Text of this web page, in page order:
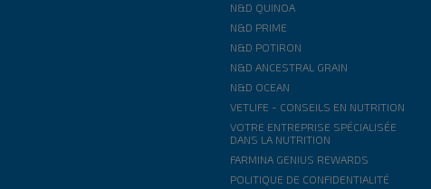
N&D QUINOA
N&D PRIME
N&D POTIRON
N&D ANCESTRAL GRAIN
N&D OCEAN
VETLIFE - CONSEILS EN NUTRITION
VOTRE ENTREPRISE SPÉCIALISÉE
DANS LA NUTRITION
FARMINA GENIUS REWARDS
POLITIQUE DE CONFIDENTIALITÉ